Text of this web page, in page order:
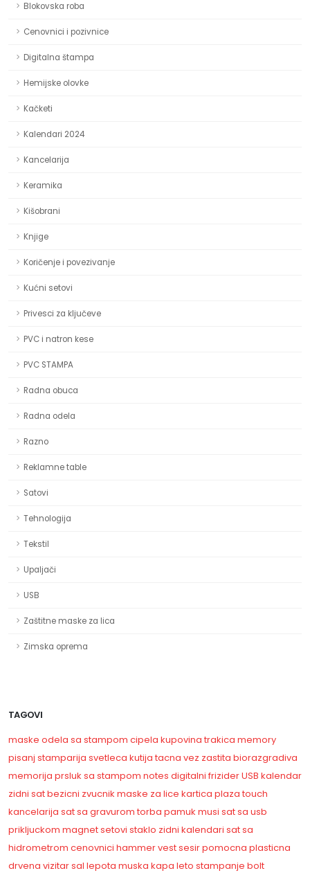
Blokovska roba
Cenovnici i pozivnice
Digitalna štampa
Hemijske olovke
Kačketi
Kalendari 2024
Kancelarija
Keramika
Kišobrani
Knjige
Koričenje i povezivanje
Kućni setovi
Privesci za ključeve
PVC i natron kese
PVC STAMPA
Radna obuca
Radna odela
Razno
Reklamne table
Satovi
Tehnologija
Tekstil
Upaljači
USB
Zaštitne maske za lica
Zimska oprema
TAGOVI
maske odela sa stampom cipela kupovina trakica memory
pisanj stamparija svetleca kutija tacna vez zastita biorazgradiva
memorija prsluk sa stampom notes digitalni friziderUSB kalendar
zidni satbezicni zvucnik maske za lice kartica plaza touch
kancelarija sat sa gravurom torba pamuk musi sat sa usb
prikljuckom magnetsetovi staklo zidni kalendari sat sa
hidrometrom cenovnici hammer vestsesirpomocna plasticna
drvena vizitarsal lepota muska kapa leto stampanje bolt